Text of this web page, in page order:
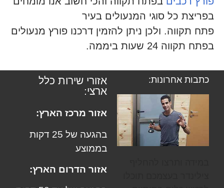
בפריצת כל סוגי המנעולים בעיר
פתח תקווה. ולכן ניתן להזמין דרכנו פורץ מנעולים
בפתח תקווה 24 שעות ביממה.
כתבות אחרונות:
אזורי שירות כלל
ארצי:
אזור מרכז הארץ:
בהגעה של 25 דקות
בממוצע
אזור הדרום הארץ: